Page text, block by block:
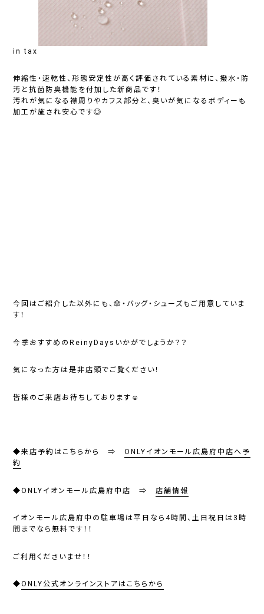
in tax
伸縮性・速乾性、形態安定性が高く評価されている素材に、撥水・防
汚と抗菌防臭機能を付加した新商品です！
汚れが気になる襟周りやカフス部分と、臭いが気になるボディーも
加工が施され安心です◎
今回はご紹介した以外にも、傘・バッグ・シューズもご用意していま
す！
今季おすすめのReinyDaysいかがでしょうか？？
気になった方は是非店頭でご覧ください！
皆様のご来店お待ちしております☺
◆来店予約はこちらから ⇒ONLYイオンモール広島府中店へ予
約
◆ONLYイオンモール広島府中店 ⇒ 店舗情報
イオンモール広島府中の駐車場は平日なら4時間、土日祝日は3時
間までなら無料です！！
ご利用くださいませ！！
◆ONLY公式オンラインストアはこちらから